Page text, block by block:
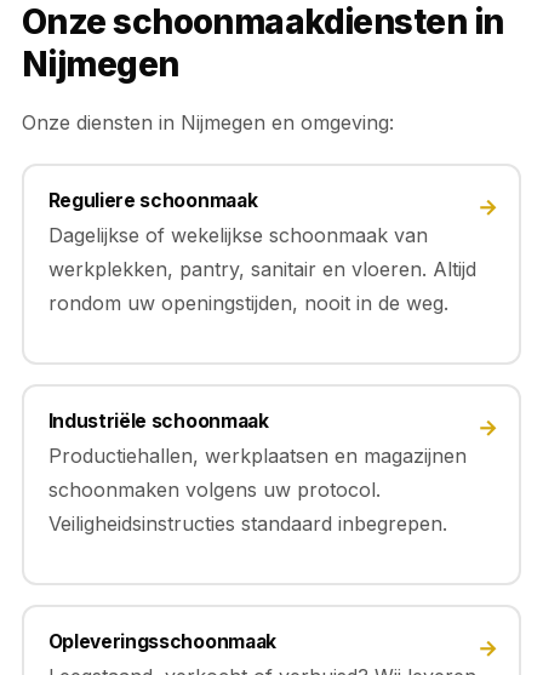
Onze schoonmaakdiensten in
Nijmegen
Onze diensten in Nijmegen en omgeving:
→
Reguliere schoonmaak
Dagelijkse of wekelijkse schoonmaak van
werkplekken, pantry, sanitair en vloeren. Altijd
rondom uw openingstijden, nooit in de weg.
→
Industriële schoonmaak
Productiehallen, werkplaatsen en magazijnen
schoonmaken volgens uw protocol.
Veiligheidsinstructies standaard inbegrepen.
→
Opleveringsschoonmaak